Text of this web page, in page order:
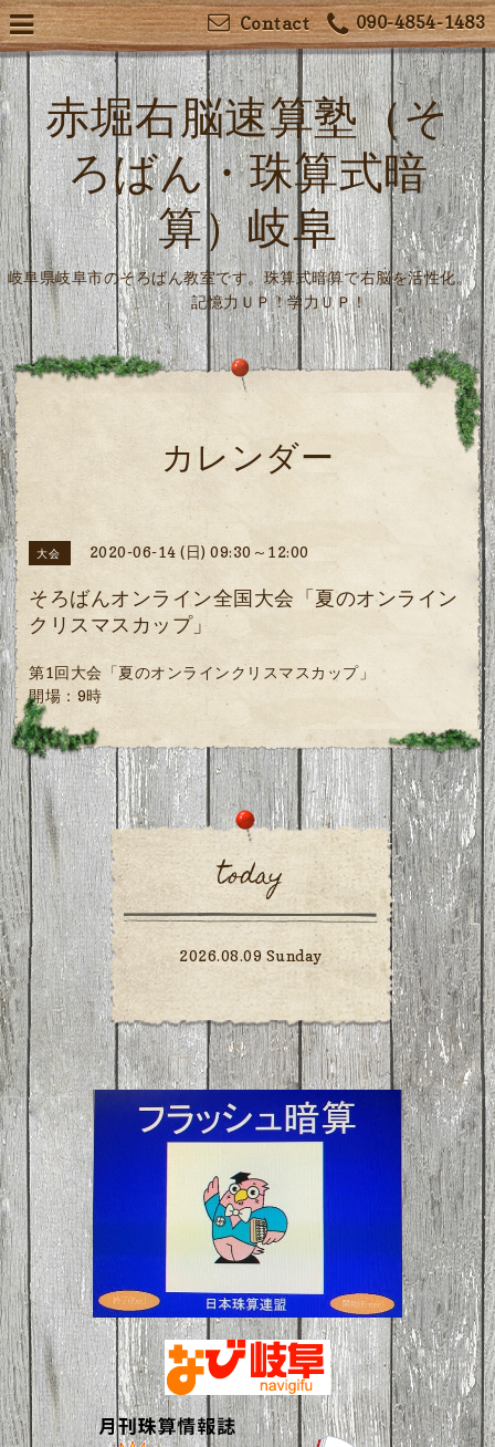
090-4854-1483
Contact
赤堀右脳速算塾（そ
ろばん・珠算式暗
算）岐阜
岐阜県岐阜市のそろばん教室です。珠算式暗算で右脳を活性化。
記憶力ＵＰ！学力ＵＰ！
カレンダー
大会 2020-06-14 (日) 09:30～12:00
そろばんオンライン全国大会「夏のオンライン
クリスマスカップ」
第1回大会「夏のオンラインクリスマスカップ」
開場：9時
today
2026.08.09 Sunday